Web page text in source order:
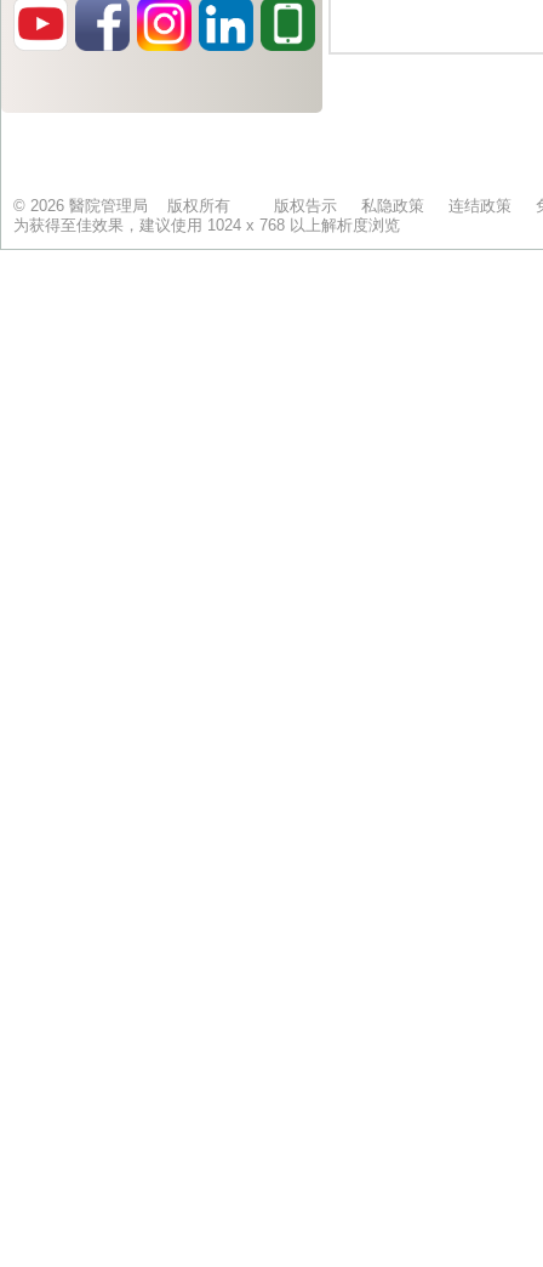
© 2026 醫院管理局 版权所有 版权告示 私隐政策 连结政策
为获得至佳效果，建议使用 1024 x 768 以上解析度浏览